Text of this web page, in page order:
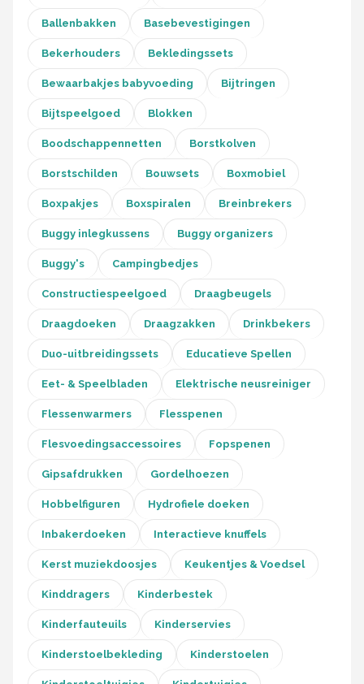
Ballenbakken Basebevestigingen
Bekerhouders Bekledingssets
Bewaarbakjes babyvoeding Bijtringen
Bijtspeelgoed Blokken
Boodschappennetten Borstkolven
Borstschilden Bouwsets Boxmobiel
Boxpakjes Boxspiralen Breinbrekers
Buggy inlegkussens Buggy organizers
Buggy's Campingbedjes
Constructiespeelgoed Draagbeugels
Draagdoeken Draagzakken Drinkbekers
Duo-uitbreidingssets Educatieve Spellen
Eet- & Speelbladen Elektrische neusreiniger
Flessenwarmers Flesspenen
Flesvoedingsaccessoires Fopspenen
Gipsafdrukken Gordelhoezen
Hobbelfiguren Hydrofiele doeken
Inbakerdoeken Interactieve knuffels
Kerst muziekdoosjes Keukentjes & Voedsel
Kinddragers Kinderbestek
Kinderfauteuils Kinderservies
Kinderstoelbekleding Kinderstoelen